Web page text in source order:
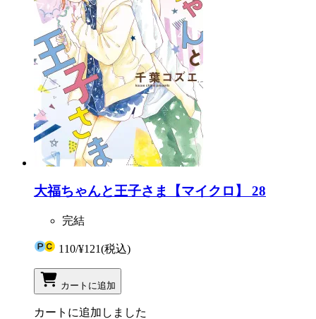
大福ちゃんと王子さま【マイクロ】 28
完結
110/¥121(税込)
カートに追加
カートに追加しました